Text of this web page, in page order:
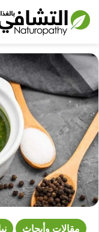
مقالات وأبحاث